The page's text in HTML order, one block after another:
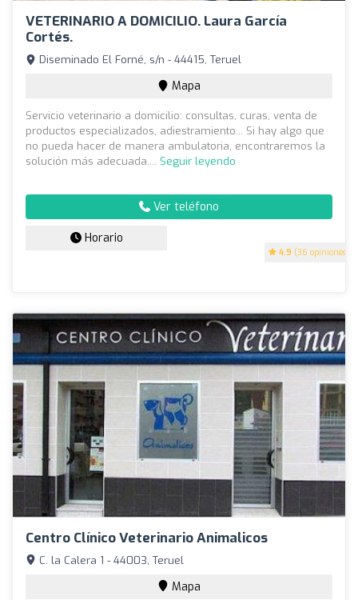
VETERINARIO A DOMICILIO. Laura García
Cortés.
4.9 (36 opiniones)
Diseminado El Forné, s/n - 44415, Teruel
Mapa
Servicio veterinario a domicilio: consultas, curas, venta de
productos especializados, adiestramiento... Si hay algo que
no pueda hacer de manera ambulatoria, encontraremos la
solución más adecuada.... Seguir leyendo
Ver teléfono
Horario
Centro Clínico Veterinario Animalicos
C. la Calera 1 - 44003, Teruel
Mapa